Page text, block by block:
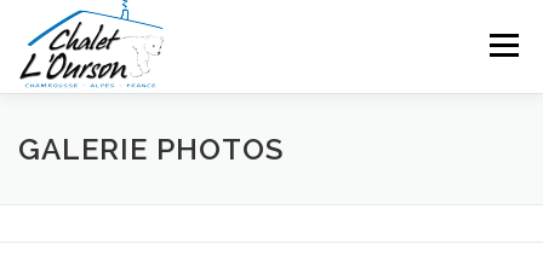
contenu
Menu
LE CHALET PHOTOS
GALERIE PHOTOS